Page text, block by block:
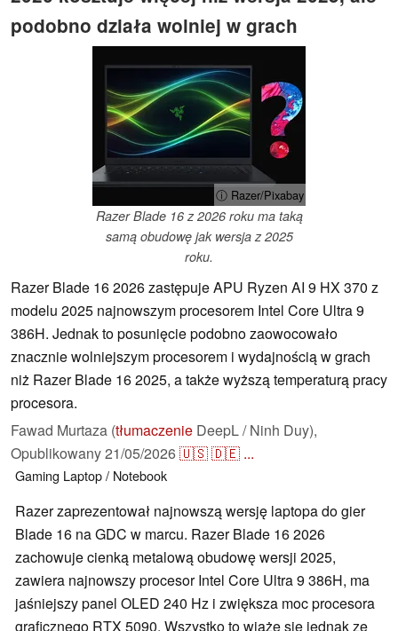
podobno działa wolniej w grach
ⓘ Razer/Pixabay
Razer Blade 16 z 2026 roku ma taką
samą obudowę jak wersja z 2025
roku.
Razer Blade 16 2026 zastępuje APU Ryzen AI 9 HX 370 z
modelu 2025 najnowszym procesorem Intel Core Ultra 9
386H. Jednak to posunięcie podobno zaowocowało
znacznie wolniejszym procesorem i wydajnością w grach
niż Razer Blade 16 2025, a także wyższą temperaturą pracy
procesora.
Fawad Murtaza (tłumaczenie DeepL / Ninh Duy),
Opublikowany21/05/2026🇺🇸🇩🇪 ...
Gaming Laptop / Notebook
Razer zaprezentował najnowszą wersję laptopa do gier
Blade 16 na GDC w marcu. Razer Blade 16 2026
zachowuje cienką metalową obudowę wersji 2025,
zawiera najnowszy procesor Intel Core Ultra 9 386H, ma
jaśniejszy panel OLED 240 Hz i zwiększa moc procesora
graficznego RTX 5090. Wszystko to wiąże się jednak ze